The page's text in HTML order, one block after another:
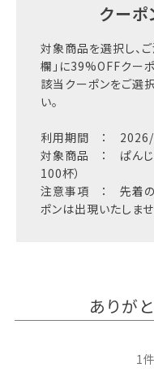
クーポ
対象商品を選択し、
欄」に39%OFFクー
該当クーポンをご選
い。
利用期間 ：
対象商品 ： ぱんじ
100杯）
注意事項 ： 先着の
ポンは出現いたしま
ありが
1